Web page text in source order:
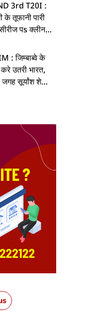
3rd T20I :
के तूफानी पारी
पs क्लीन
35 रन से
: जिम्बाब्वे के
उतरी भारत,
सूर्यांश शेडगे
मवका